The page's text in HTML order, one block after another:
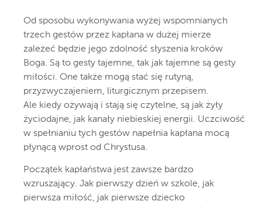
Od sposobu wykonywania wyżej wspomnianych
trzech gestów przez kapłana w dużej mierze
zależeć będzie jego zdolność słyszenia kroków
Boga. Są to gesty tajemne, tak jak tajemne są gesty
miłości. One także mogą stać się rutyną,
przyzwyczajeniem, liturgicznym przepisem.
Ale kiedy ożywają i stają się czytelne, są jak żyły
życiodajne, jak kanały niebieskiej energii. Uczciwość
w spełnianiu tych gestów napełnia kapłana mocą
płynącą wprost od Chrystusa.
Początek kapłaństwa jest zawsze bardzo
wzruszający. Jak pierwszy dzień w szkole, jak
pierwsza miłość, jak pierwsze dziecko